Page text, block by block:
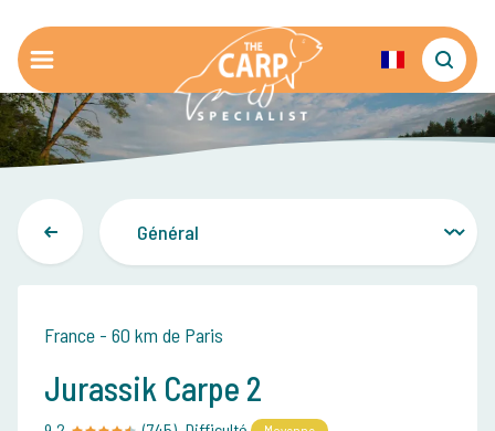
France - 60 km de Paris
Jurassik Carpe 2